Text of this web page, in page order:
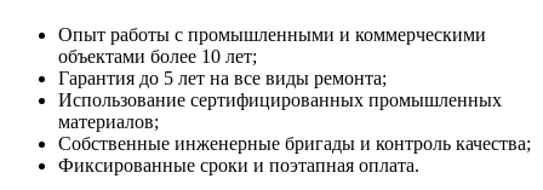
Опыт работы с промышленными и коммерческими
объектами более 10 лет;
Гарантия до 5 лет на все виды ремонта;
Использование сертифицированных промышленных
материалов;
Собственные инженерные бригады и контроль качества;
Фиксированные сроки и поэтапная оплата.